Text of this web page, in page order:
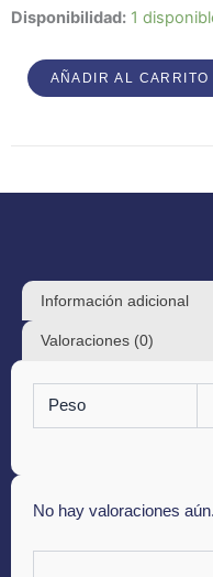
Disponibilidad: 1
Melankoli
Wind
cantidadAÑADIR AL CARRITO
Información adicional
Valoraciones (0)
Peso
No hay valoraciones aún.